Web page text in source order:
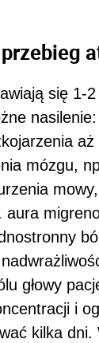
się 1-
mózgu,
aura
głowy
i
kilka dni.